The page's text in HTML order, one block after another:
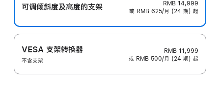
可调倾斜度及高‍度的支‍架
RMB 14,999
或 RMB 625/月 (24 期) 起
VESA 支架转换器
不含支架
RMB 11,999
或 RMB 500/月 (24 期) 起